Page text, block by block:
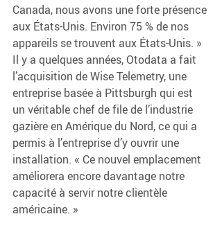
Canada, nous avons une forte présence
aux États-Unis. Environ 75 % de nos
appareils se trouvent aux États-Unis. »
Il y a quelques années, Otodata a fait
l’acquisition de Wise Telemetry, une
entreprise basée à Pittsburgh qui est
un véritable chef de file de l’industrie
gazière en Amérique du Nord, ce qui a
permis à l’entreprise d’y ouvrir une
installation. « Ce nouvel emplacement
améliorera encore davantage notre
capacité à servir notre clientèle
américaine. »